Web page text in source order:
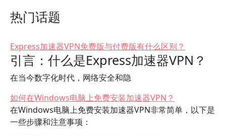
热门话题
Express加速器VPN免费版与付费版有什么区别？
引言：什么是Express加速器VPN？
在当今数字化时代，网络安全和隐
如何在Windows电脑上免费安装加速器VPN？
在Windows电脑上免费安装加速器VPN非常简单，以下是
一些步骤和注意事项：